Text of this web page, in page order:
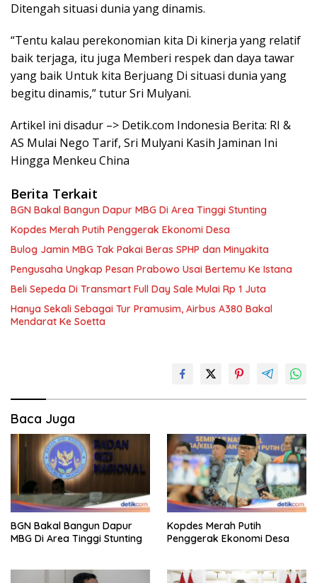
Ditengah situasi dunia yang dinamis.
“Tentu kalau perekonomian kita Di kinerja yang relatif
baik terjaga, itu juga Memberi respek dan daya tawar
yang baik Untuk kita Berjuang Di situasi dunia yang
begitu dinamis,” tutur Sri Mulyani.
Artikel ini disadur –> Detik.com Indonesia Berita: RI &
AS Mulai Nego Tarif, Sri Mulyani Kasih Jaminan Ini
Hingga Menkeu China
Berita Terkait
BGN Bakal Bangun Dapur MBG Di Area Tinggi Stunting
Kopdes Merah Putih Penggerak Ekonomi Desa
Bulog Jamin MBG Tak Pakai Beras SPHP dan Minyakita
Pengusaha Ungkap Pesan Prabowo Usai Bertemu Ke Istana
Beli Sepeda Di Transmart Full Day Sale Mulai Rp 1 Juta
Hanya Sekali Sebagai Tur Pramusim, Airbus A380 Bakal
Mendarat Ke Soetta
Baca Juga
BGN Bakal Bangun Dapur
MBG Di Area Tinggi Stunting
Kopdes Merah Putih
Penggerak Ekonomi Desa